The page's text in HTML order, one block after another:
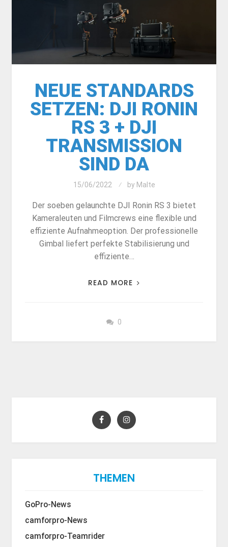
NEUE STANDARDS
SETZEN: DJI RONIN
RS 3 + DJI
TRANSMISSION
SIND DA
15/06/2022 by Malte
Der soeben gelaunchte DJI Ronin RS 3 bietet
Kameraleuten und Filmcrews eine flexible und
effiziente Aufnahmeoption. Der professionelle
Gimbal liefert perfekte Stabilisierung und
effiziente…
READ MORE
0
THEMEN
GoPro-News
camforpro-News
camforpro-Teamrider